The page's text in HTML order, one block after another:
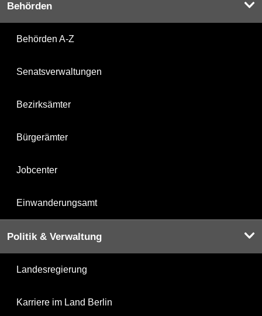
Behörden
Behörden A-Z
Senatsverwaltungen
Bezirksämter
Bürgerämter
Jobcenter
Einwanderungsamt
Politik & Verwaltung
Landesregierung
Karriere im Land Berlin